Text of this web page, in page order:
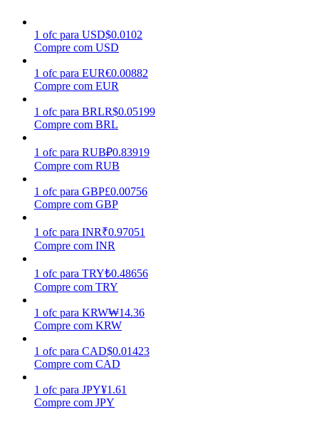
Ganhe recompensas competitivas diariamente
Estacamento
1 ofc para USD$0.0102
Compre com USD
1 ofc para EUR€0.00882
Compre com EUR
1 ofc para BRLR$0.05199
Compre com BRL
1 ofc para RUB₽0.83919
Compre com RUB
1 ofc para GBP£0.00756
Compre com GBP
1 ofc para INR₹0.97051
Compre com INR
1 ofc para TRY₺0.48656
Compre com TRY
1 ofc para KRW₩14.36
Compre com KRW
1 ofc para CAD$0.01423
Compre com CAD
1 ofc para JPY¥1.61
Compre com JPY